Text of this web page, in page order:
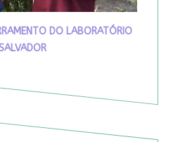
DO LABORATÓRIO